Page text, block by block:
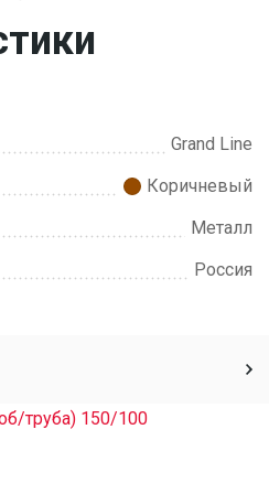
Grand Line
Коричневый
Металл
Россия
труба) 150/100